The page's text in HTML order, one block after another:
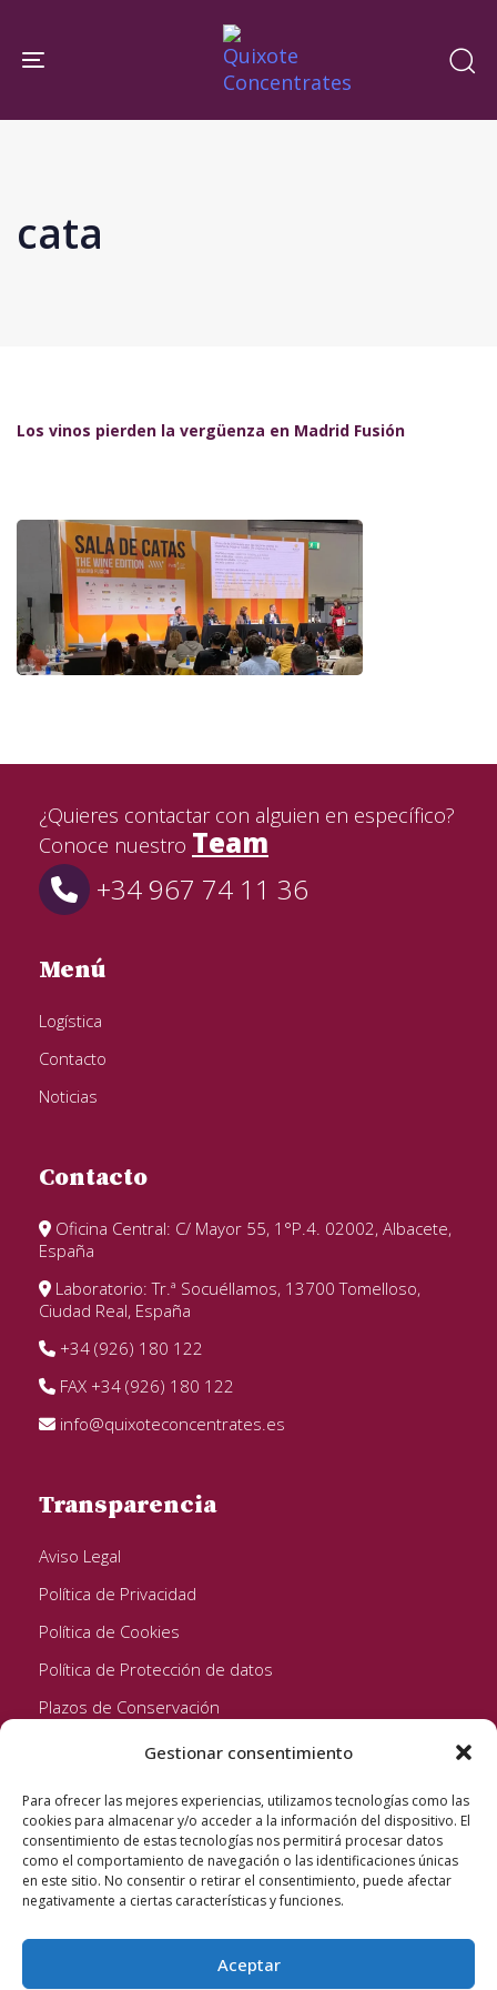
Gestionar consentimiento
Para ofrecer las mejores experiencias, utilizamos tecnologías como las
cookies para almacenar y/o acceder a la información del dispositivo. El
consentimiento de estas tecnologías nos permitirá procesar datos
como el comportamiento de navegación o las identificaciones únicas
en este sitio. No consentir o retirar el consentimiento, puede afectar
negativamente a ciertas características y funciones.
Aceptar
links
navigation
content
Toggle navigation
cata
Los vinos pierden la vergüenza en Madrid Fusión
¿Quieres contactar con alguien en específico?
Conoce nuestro Team
+34 967 74 11 36
Menú
Logística
Contacto
Noticias
Contacto
Oficina Central: C/ Mayor 55, 1°P.4. 02002, Albacete,
España
Laboratorio: Tr.ª Socuéllamos, 13700 Tomelloso,
Ciudad Real, España
+34 (926) 180 122
FAX +34 (926) 180 122
info@quixoteconcentrates.es
Transparencia
Aviso Legal
Política de Privacidad
Política de Cookies
Política de Protección de datos
Plazos de Conservación
Seguinos!
Quixote Concentrates S.L. 2022 © Reservados todos los
derechos